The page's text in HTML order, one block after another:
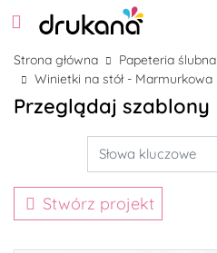
Strona główna Papeteria ślubna
Winietki na stół - Marmurkowa
Przeglądaj szablony
Stwórz projekt